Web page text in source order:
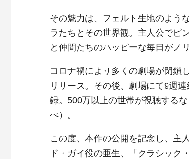
その魅力は、フェルト生地のよう
ラたちとその世界観。主人公でピ
と仲間たちのハッピーな毎日がノ
コロナ禍により多くの劇場が閉鎖
リリース。その後、劇場にて9週
録。500万以上の世帯が視聴する
べ）。
この度、本作の公開を記念し、主
ド・ガイ役の亜生、「クラシック